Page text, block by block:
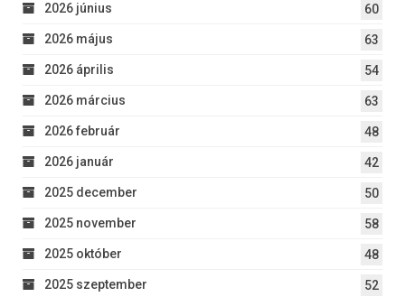
2026 június 60
2026 május 63
2026 április 54
2026 március 63
2026 február 48
2026 január 42
2025 december 50
2025 november 58
2025 október 48
2025 szeptember 52